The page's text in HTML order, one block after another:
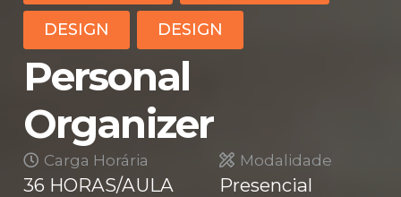
DESIGN DESIGN
Personal
Organizer
Carga Horária
36 HORAS/AULA
Modalidade
Presencial